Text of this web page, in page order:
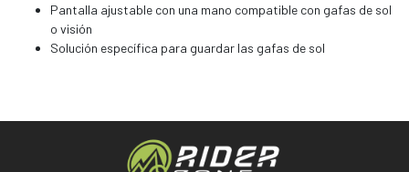
Pantalla ajustable con una mano compatible con gafas de sol
o visión
Solución específica para guardar las gafas de sol